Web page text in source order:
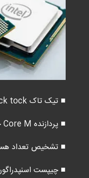
■ تیک تاک tick tock اینتل چیست
■ پردازنده Core M چیست ؟
■ تشخیص تعداد
■ چیپست